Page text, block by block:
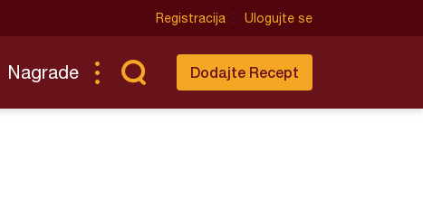
Registracija Ulogujte se
Nagrade Dodajte Recept